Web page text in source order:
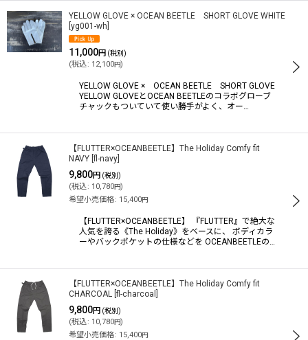
YELLOW GLOVE × OCEAN BEETLE SHORT GLOVE WHITE
yg001-wh
11,000円 (税別)
(税込: 12,100円)
YELLOW GLOVE × OCEAN BEETLE SHORT GLOVE
YELLOW GLOVEとOCEAN BEETLEのコラボグローブ
チャックもついていて使い勝手がよく、オー…
【FLUTTER×OCEANBEETLE】The Holiday Comfy fit
NAVY fl-navy
9,800円 (税別)
(税込: 10,780円)
希望小売価格: 15,400円
【FLUTTER×OCEANBEETLE】 『FLUTTER』で絶大な
人気を誇る《The Holiday》をベースに、 ボディカラ
ーやバックポケットの仕様などを OCEANBEETLEの…
【FLUTTER×OCEANBEETLE】The Holiday Comfy fit
CHARCOAL
fl-charcoal
9,800円 (税別)
(税込: 10,780円)
希望小売価格: 15,400円